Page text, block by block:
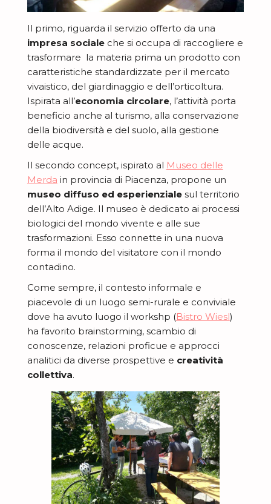
Il primo, riguarda il servizio offerto da una
impresa socialeche si occupa di raccogliere e
trasformare la materia prima un prodotto con
caratteristiche standardizzate per il mercato
vivaistico, del giardinaggio e dell’orticoltura.
Ispirata all’economia circolare, l’attività porta
beneficio anche al turismo, alla conservazione
della biodiversità e del suolo, alla gestione
delle acque.
Il secondo concept, ispirato al Museo delle
Merda in provincia di Piacenza, propone un
museo diffuso ed esperienzialesul territorio
dell’Alto Adige. Il museo è dedicato ai processi
biologici del mondo vivente e alle sue
trasformazioni. Esso connette in una nuova
forma il mondo del visitatore con il mondo
contadino.
Come sempre, il contesto informale e
piacevole di un luogo semi-rurale e conviviale
dove ha avuto luogo il workshp (Bistro Wiesl)
ha favorito brainstorming, scambio di
conoscenze, relazioni proficue e approcci
analitici da diverse prospettive e creatività
collettiva.